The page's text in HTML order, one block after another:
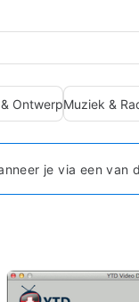
OntwerpMuziek &
je via een van